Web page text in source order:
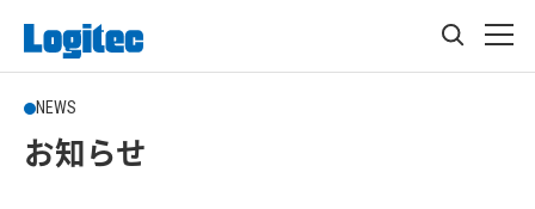
NEWS
お知らせ